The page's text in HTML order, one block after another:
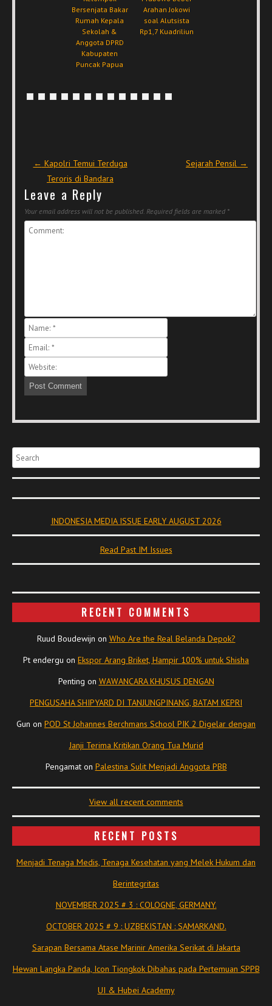
Bersenjata Bakar
Rumah Kepala
Sekolah &
Anggota DPRD
Kabupaten
Puncak Papua
Arahan Jokowi
soal Alutsista
Rp1,7 Kuadriliun
Post navigation
← Kapolri Temui Terduga
Teroris di Bandara
Sejarah Pensil →
Leave a Reply
Your email address will not be published. Required fields are marked *
Search
INDONESIA MEDIA ISSUE EARLY AUGUST 2026
Read Past IM Issues
RECENT COMMENTS
Ruud Boudewijn on Who Are the Real Belanda Depok?
Pt endergu on Ekspor Arang Briket, Hampir 100% untuk Shisha
Penting on WAWANCARA KHUSUS DENGAN
PENGUSAHA SHIPYARD DI TANJUNGPINANG, BATAM KEPRI
Gun on POD St Johannes Berchmans School PIK 2 Digelar dengan
Janji Terima Kritikan Orang Tua Murid
Pengamaton Palestina Sulit Menjadi Anggota PBB
View all recent comments
RECENT POSTS
Menjadi Tenaga Medis, Tenaga Kesehatan yang Melek Hukum dan
Berintegritas
NOVEMBER 2025 # 3 : COLOGNE, GERMANY.
OCTOBER 2025 # 9 : UZBEKISTAN : SAMARKAND.
Sarapan Bersama Atase Marinir Amerika Serikat di Jakarta
Hewan Langka Panda, Icon Tiongkok Dibahas pada Pertemuan SPPB
UI & Hubei Academy